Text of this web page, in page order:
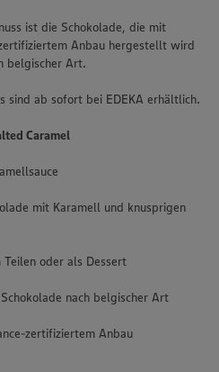
ist die Schokolade, die mit
Anbau hergestellt wird
belgischer Art.
sind ab sofort bei EDEKA erhältlich.
Caramel
mit Karamell und knusprigen
oder als Dessert
nach belgischer Art
zertifiziertem Anbau